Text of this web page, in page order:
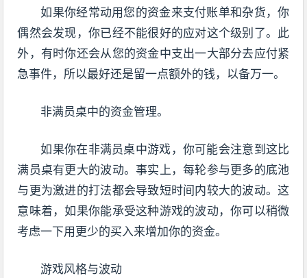
如果你经常动用您的资金来支付账单和杂货，你
偶然会发现，你已经不能很好的应对这个级别了。此
外，有时你还会从您的资金中支出一大部分去应付紧
急事件，所以最好还是留一点额外的钱，以备万一。
非满员桌中的资金管理。
如果你在非满员桌中游戏，你可能会注意到这比
满员桌有更大的波动。事实上，每轮参与更多的底池
与更为激进的打法都会导致短时间内较大的波动。这
意味着，如果你能承受这种游戏的波动，你可以稍微
考虑一下用更少的买入来增加你的资金。
游戏风格与波动